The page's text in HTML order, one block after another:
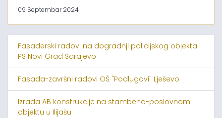
09 Septembar 2024
Fasaderski radovi na dogradnji policijskog objekta
PS Novi Grad Sarajevo
Fasada-završni radovi OŠ "Podlugovi" Lješevo
Izrada AB konstrukcije na stambeno-poslovnom
objektu u Ilijašu